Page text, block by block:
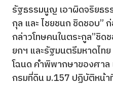
รัฐธรรมนูญ เอาผิดจริยธ
กุล และ ไชยชนก ชิดชอบ”
กล่าวโทษคนในตระกูล”ชิด
ยกฯ และรัฐมนตรีมหาดไท
โฉนด คำพิพากษาของศาล
กรมที่ดิน ม.157 ปฏิบัติหน้า